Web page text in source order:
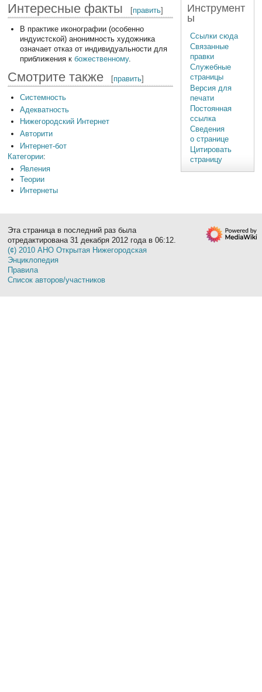
Интересные факты [править]
В практике иконографии (особенно
индуистской) анонимность художника
означает отказ от индивидуальности для
приближения к божественному.
Смотрите также [править]
Системность
Адекватность
Нижегородский Интернет
Авторити
Интернет-бот
Категории:
Явления
Теории
Интернеты
Инструмент
ы
Ссылки сюда
Связанные
правки
Служебные
страницы
Версия для
печати
Постоянная
ссылка
Сведения
о странице
Цитировать
страницу
Эта страница в последний раз была
отредактирована 31 декабря 2012 года в 06:12.
(¢) 2010 АНО Открытая Нижегородская
Энциклопедия
Правила
Список авторов/участников